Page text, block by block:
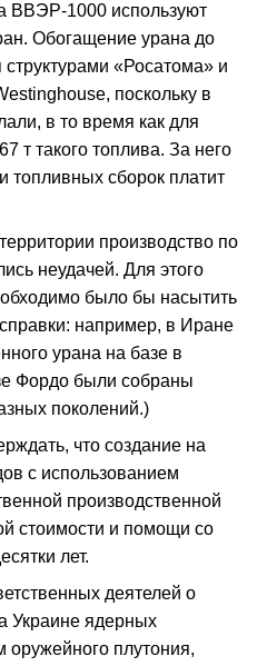
ВВЭР-1000 используют
Обогащение урана до
структурами «Росатома» и
поскольку в
в то время как для
т такого топлива. За него
топливных сборок платит
производство по
неудачей. Для этого
было бы насытить
например, в Иране
урана на базе в
Фордо были собраны
поколений.)
что создание на
с использованием
производственной
стоимости и помощи со
лет.
деятелей о
Украине ядерных
оружейного плутония,